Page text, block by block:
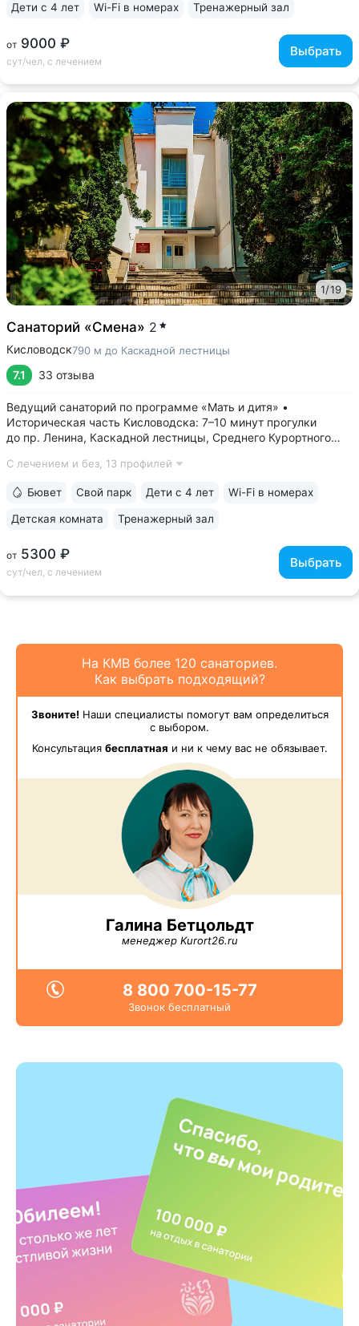
от 9000 ₽
сут/чел, с лечением
Выбрать
Дети с 4 лет Wi-Fi в номерах Тренажерный зал
1/19
Санаторий «Смена» 2
Кисловодск790 м до Каскадной лестницы
7.1 33 отзыва
Ведущий санаторий по программе «Мать и дитя» •
Историческая часть Кисловодска: 7–10 минут прогулки
до пр. Ленина, Каскадной лестницы, Среднего Курортного
«Ессентуки-4» и «Славяновская» (Железноводск). Бюветы
С лечением и без, 13 профилей
от 5300 ₽
сут/чел, с лечением
Выбрать
Бювет Свой парк Дети с 4 лет Wi-Fi в номерах
Детская комната Тренажерный зал
На КМВ более 120 санаториев.
Как выбрать подходящий?
Звоните!Наши специалисты помогут вам определиться
с выбором.
Консультация бесплатная и ни к чему вас не обязывает.
Галина Бетцольдт
менеджер Kurort26.ru
8 800 700-15-77
Звонок бесплатный